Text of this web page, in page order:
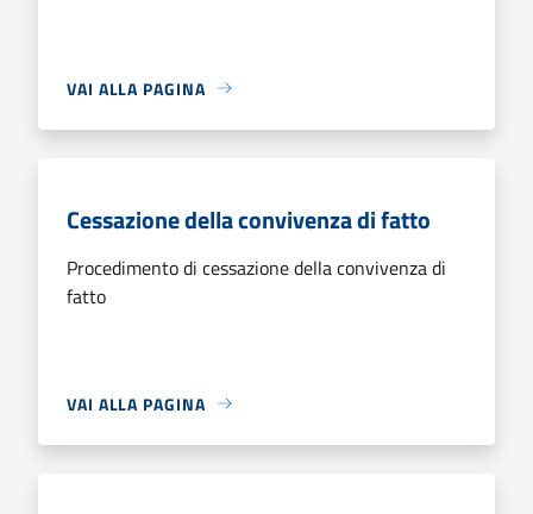
VAI ALLA PAGINA
Cessazione della convivenza di fatto
Procedimento di cessazione della convivenza di
fatto
VAI ALLA PAGINA